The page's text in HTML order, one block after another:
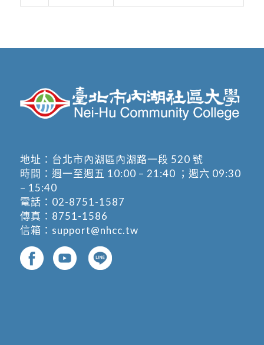
地址： 台北市內湖區內湖路一段 520 號
時間：週一至週五 10:00 – 21:40 ；週六 09:30
– 15:40
電話： 02-8751-1587
傳真：8751-1586
信箱： support@nhcc.tw